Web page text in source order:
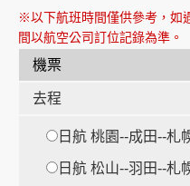
※以下航班時間僅供參考，如
間以航空公司訂位記錄為準。
機票
去程
日航 桃園--成田--札
日航 松山--羽田--札